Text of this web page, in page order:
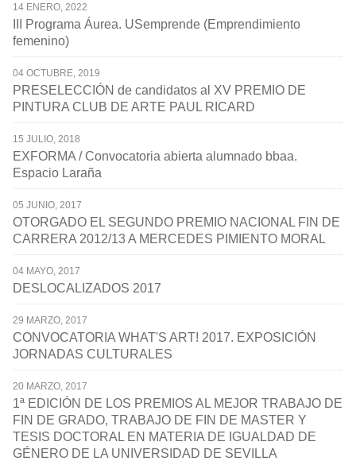
14 ENERO, 2022
III Programa Áurea. USemprende (Emprendimiento
femenino)
04 OCTUBRE, 2019
PRESELECCIÓN de candidatos al XV PREMIO DE
PINTURA CLUB DE ARTE PAUL RICARD
15 JULIO, 2018
EXFORMA / Convocatoria abierta alumnado bbaa.
Espacio Laraña
05 JUNIO, 2017
OTORGADO EL SEGUNDO PREMIO NACIONAL FIN DE
CARRERA 2012/13 A MERCEDES PIMIENTO MORAL
04 MAYO, 2017
DESLOCALIZADOS 2017
29 MARZO, 2017
CONVOCATORIA WHAT'S ART! 2017. EXPOSICIÓN
JORNADAS CULTURALES
20 MARZO, 2017
1ª EDICIÓN DE LOS PREMIOS AL MEJOR TRABAJO DE
FIN DE GRADO, TRABAJO DE FIN DE MASTER Y
TESIS DOCTORAL EN MATERIA DE IGUALDAD DE
GÉNERO DE LA UNIVERSIDAD DE SEVILLA